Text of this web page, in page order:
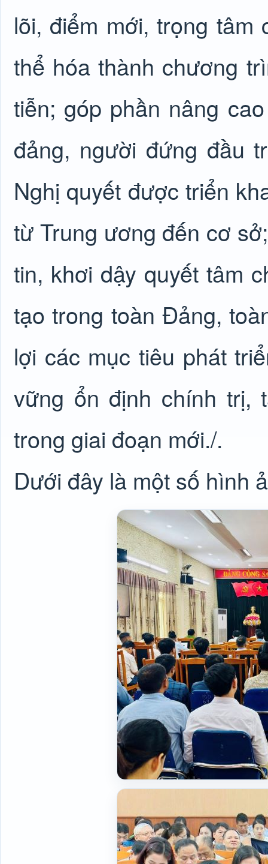
lõi, điểm mới, trọng
thể hóa thành chương
tiễn; góp phần nâng
đảng, người đứng đầu
Nghị quyết được triển
từ Trung ương đến cơ
tin, khơi dậy quyết tâm
tạo trong toàn Đảng,
lợi các mục tiêu phát
vững ổn định chính trị,
trong giai đoạn mới./.
Dưới đây là một số hình